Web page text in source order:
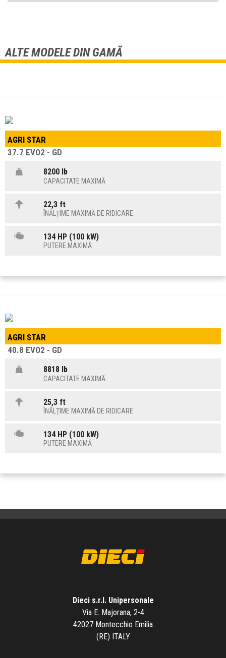
ALTE MODELE DIN GAMĂ
AGRI STAR
37.7 EVO2 - GD
8200 lb
CAPACITATE MAXIMĂ
22,3 ft
ÎNĂLȚIME MAXIMĂ DE RIDICARE
134 HP (100 kW)
PUTERE MAXIMĂ
AGRI STAR
40.8 EVO2 - GD
8818 lb
CAPACITATE MAXIMĂ
25,3 ft
ÎNĂLȚIME MAXIMĂ DE RIDICARE
134 HP (100 kW)
PUTERE MAXIMĂ
Dieci s.r.l. Unipersonale
Via E. Majorana, 2-4
42027 Montecchio Emilia
(RE) ITALY